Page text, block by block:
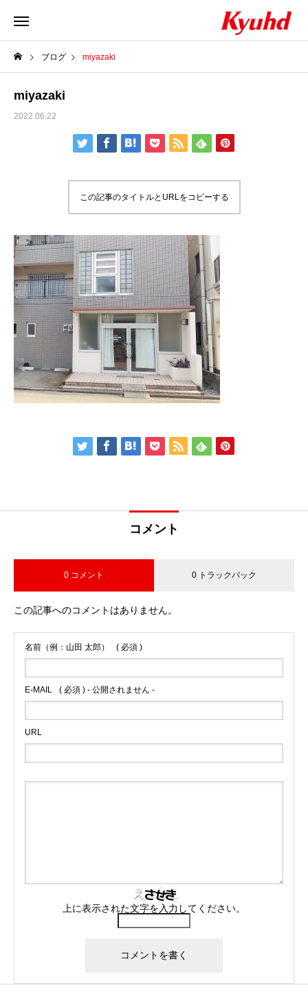
ブログ miyazaki
miyazaki
2022.06.22
この記事のタイトルとURLをコピーする
コメント
0 コメント 0 トラックバック
この記事へのコメントはありません。
名前（例：山田 太郎） ( 必須 )
E-MAIL ( 必須 ) - 公開されません -
URL
上に表示された文字を入力してください。